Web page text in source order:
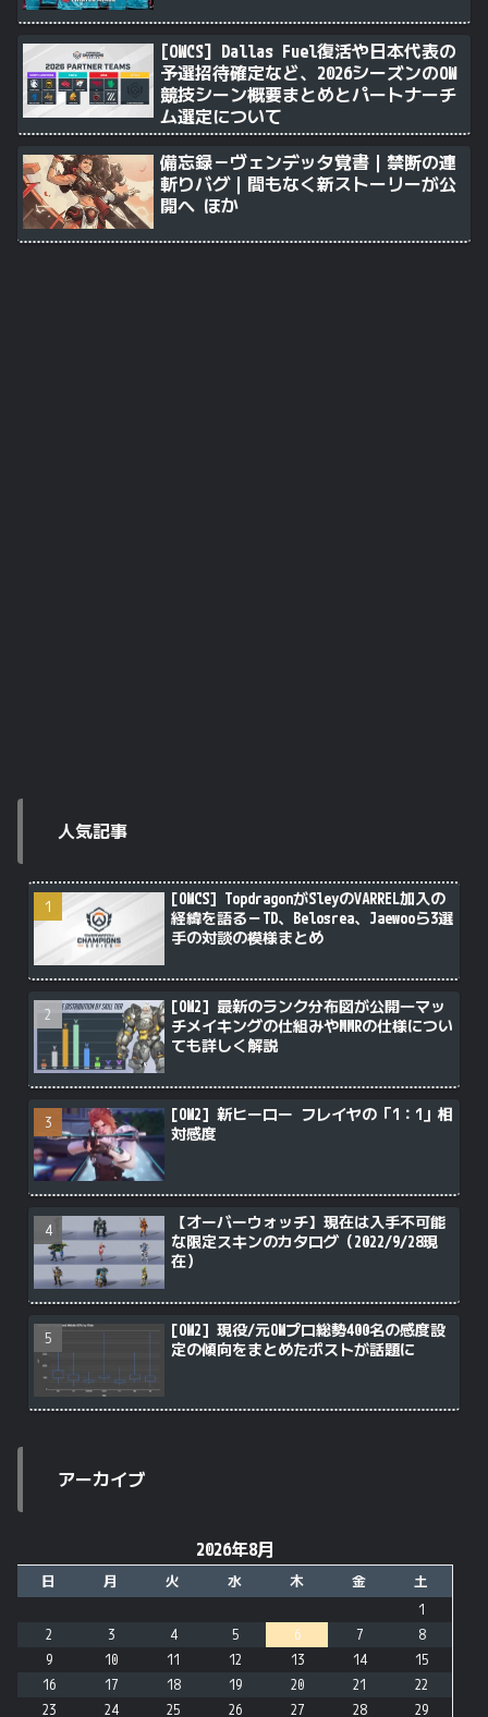
[OWCS] Dallas Fuel復活や日本代表の
予選招待確定など、2026シーズンのOW
競技シーン概要まとめとパートナーチ
ム選定について
備忘録－ヴェンデッタ覚書｜禁断の連
斬りバグ｜間もなく新ストーリーが公
開へ ほか
人気記事
[OWCS] TopdragonがSleyのVARREL加入の
経緯を語る－TD、Belosrea、Jaewooら3選
手の対談の模様まとめ
[OW2] 最新のランク分布図が公開―マッ
チメイキングの仕組みやMMRの仕様につい
ても詳しく解説
[OW2] 新ヒーロー フレイヤの「1：1」相
対感度
【オーバーウォッチ】現在は入手不可能
な限定スキンのカタログ（2022/9/28現
在）
[OW2] 現役/元OWプロ総勢400名の感度設
定の傾向をまとめたポストが話題に
アーカイブ
2026年8月
日 月 火 水 木 金
土
1
2
3 4 5 6 7
8
9
10 11 12 13 14
15
16
17 18 19 20 21
22
23
24 25 26 27 28 29